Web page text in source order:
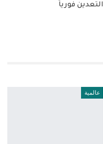
التعدين فورياً
عالمية